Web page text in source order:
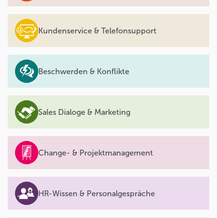
Kundenservice & Telefonsupport
Beschwerden & Konflikte
Sales Dialoge & Marketing
Change- & Projektmanagement
HR-Wissen & Personalgespräche